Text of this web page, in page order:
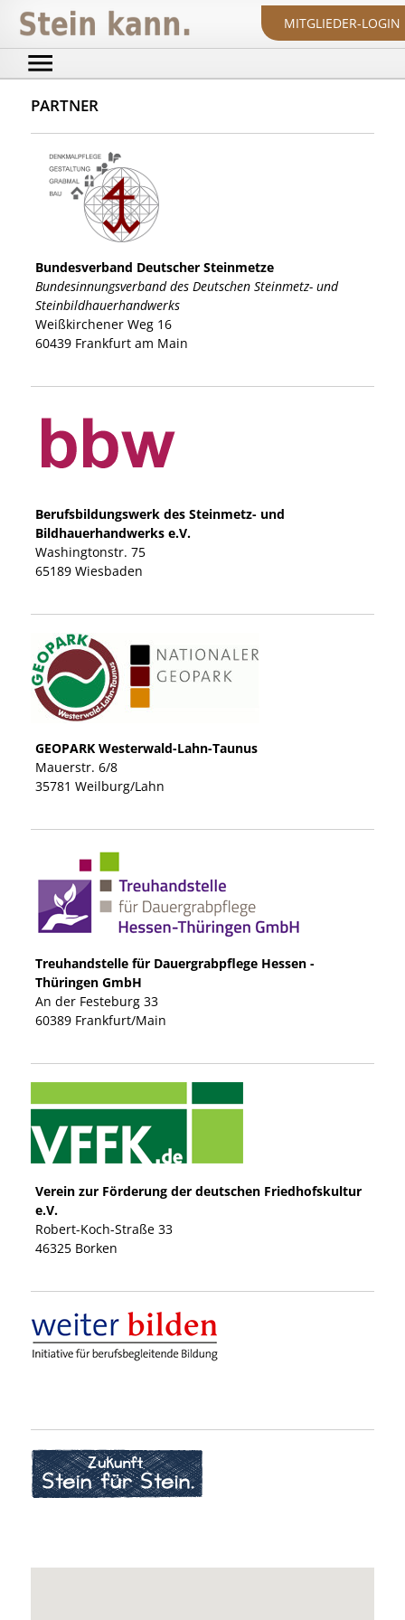
MITGLIEDER-LOGIN
PARTNER
Bundesverband Deutscher Steinmetze
Bundesinnungsverband des Deutschen Steinmetz- und
Steinbildhauerhandwerks
Weißkirchener Weg 16
60439 Frankfurt am Main
Berufsbildungswerk des Steinmetz- und
Bildhauerhandwerks e.V.
Washingtonstr. 75
65189 Wiesbaden
GEOPARK Westerwald-Lahn-Taunus
Mauerstr. 6/8
35781 Weilburg/Lahn
Treuhandstelle für Dauergrabpflege Hessen -
Thüringen GmbH
An der Festeburg 33
60389 Frankfurt/Main
Verein zur Förderung der deutschen Friedhofskultur
e.V.
Robert-Koch-Straße 33
46325 Borken